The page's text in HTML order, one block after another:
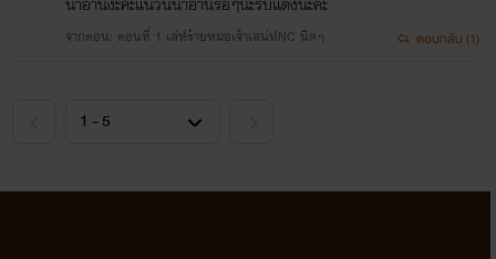
ตัวอย่างNC
ทำให้อารมณ์ของชายหนุ่มเกิดความกำหนัด
จากตอน: ตอนที่ 1 เล่ห์ร้ายหมอเจ้าเสน่ห์NC นิดๆ ตอบกลับ (1)